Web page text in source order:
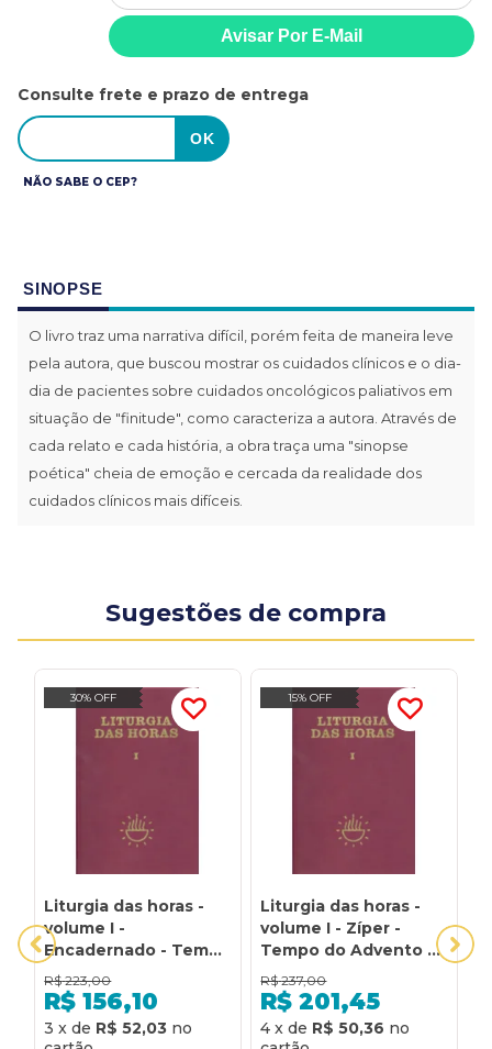
Consulte frete e prazo de entrega
NÃO SABE O CEP?
SINOPSE
O livro traz uma narrativa difícil, porém feita de maneira leve
pela autora, que buscou mostrar os cuidados clínicos e o dia-
dia de pacientes sobre cuidados oncológicos paliativos em
situação de "finitude", como caracteriza a autora. Através de
cada relato e cada história, a obra traça uma "sinopse
poética" cheia de emoção e cercada da realidade dos
cuidados clínicos mais difíceis.
Sugestões de compra
30% OFF
Liturgia das horas -
volume I -
Encadernado - Tempo
do Advento e Tempo
do Natal: tempo do
advento e tempo do
natal
R$ 223,00
R$ 156,10
3 x de R$ 52,03
15% OFF
Liturgia das horas -
volume I - Zíper -
Tempo do Advento e
Tempo do Natal: zíper
- Tempo do Advento
e Tempo do Natal
R$ 237,00
R$ 201,45
4 x de R$ 50,36